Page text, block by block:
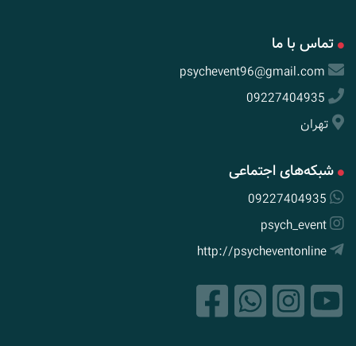
تماس با ما
psychevent96@gmail.com
09227404935
تهران
شبکه‌های اجتماعی
09227404935
psych_event
http://psycheventonline